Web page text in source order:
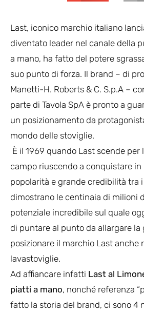
Last, iconico marchio italiano
diventato leader nel canale della
a mano, ha fatto del potere
suo punto di forza. Il brand – di
Manetti-H. Roberts & C. S.p.A –
parte di Tavola SpA è pronto a
un posizionamento da
mondo delle stoviglie.
È il 1969 quando Last scende per
campo riuscendo a conquistare
popolarità e grande credibilità tra
dimostrano le centinaia di milioni
potenziale incredibile sul quale
di puntare al punto da allargare la
posizionare il marchio Last anche
lavastoviglie.
Ad affiancare infatti Last al
piatti a mano, nonché referenza
fatto la storia del brand, ci sono 4